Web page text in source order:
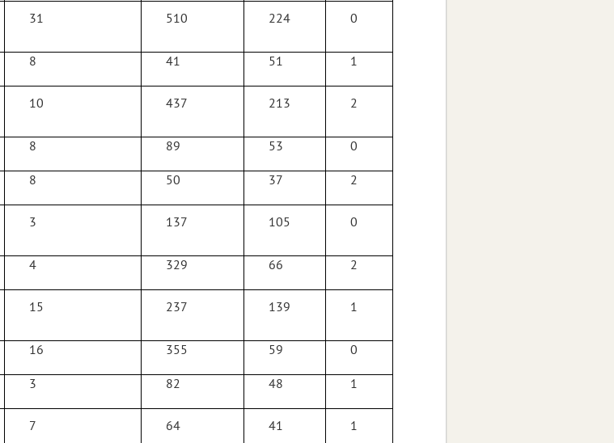
31 510 224 0
8 41 51 1
10 437 213 2
8 89 53 0
8 50 37 2
3 137 105 0
4 329 66 2
15 237 139 1
16 355 59 0
3 82 48 1
7 64 41 1